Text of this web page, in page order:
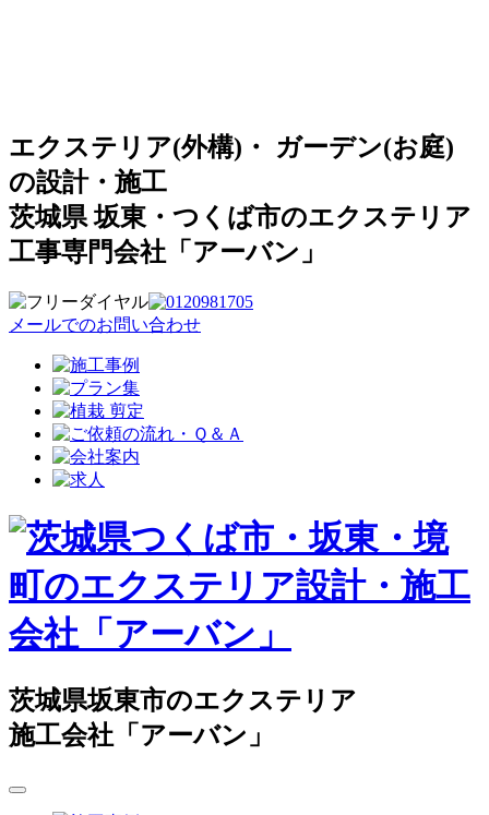
エクステリア(外構)・ ガーデン(お庭)
の設計・施工
茨城県 坂東・つくば市のエクステリア
工事専門会社「アーバン」
メールでのお問い合わせ
茨城県坂東市のエクステリア
施工会社「アーバン」